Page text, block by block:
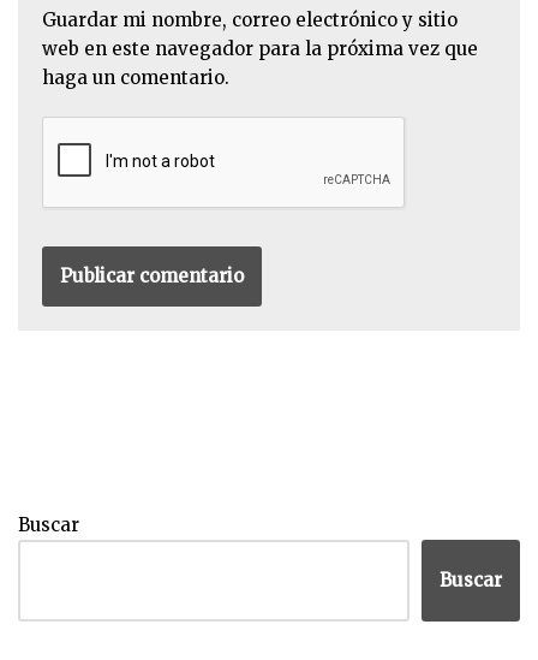
Guardar mi nombre, correo electrónico y sitio
web en este navegador para la próxima vez que
haga un comentario.
Buscar
Buscar